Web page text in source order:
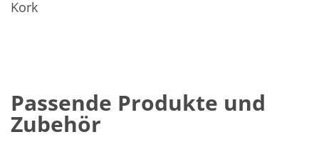
Kork
Passende Produkte und
Zubehör